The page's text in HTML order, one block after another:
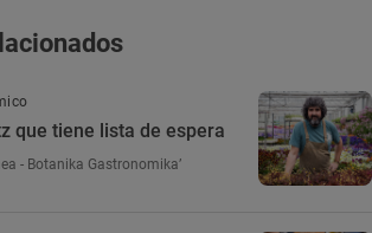
que tiene lista de espera
- Botanika Gastronomika’